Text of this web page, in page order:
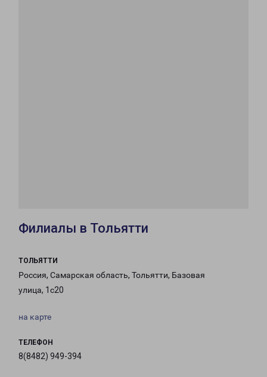
Филиалы в Тольятти
ТОЛЬЯТТИ
Россия, Самарская область, Тольятти, Базовая
улица, 1с20
на карте
ТЕЛЕФОН
8(8482) 949-394